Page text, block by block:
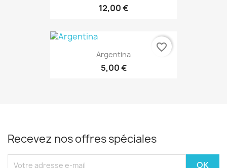
12,00 €
Argentina
5,00 €
favorite_border
Recevez nos offres spéciales